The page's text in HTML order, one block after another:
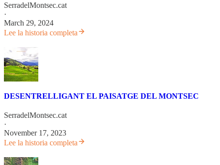
SerradelMontsec.cat
·
March 29, 2024
Lee la historia completa
DESENTRELLIGANT EL PAISATGE DEL MONTSEC
SerradelMontsec.cat
·
November 17, 2023
Lee la historia completa